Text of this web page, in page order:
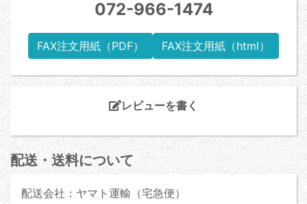
072-966-1474
FAX注文用紙（PDF） FAX注文用紙（html）
レビューを書く
配送・送料について
配送会社：ヤマト運輸（宅急便）